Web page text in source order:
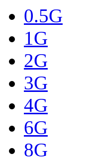
0.5G
1G
2G
3G
4G
6G
8G